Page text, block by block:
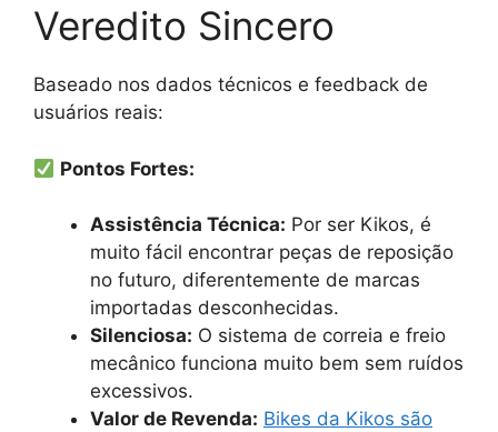
Veredito Sincero
Baseado nos dados técnicos e feedback de
usuários reais:
Pontos Fortes:
Assistência Técnica: Por ser Kikos, é
muito fácil encontrar peças de reposição
no futuro, diferentemente de marcas
importadas desconhecidas.
Silenciosa: O sistema de correia e freio
mecânico funciona muito bem sem ruídos
excessivos.
Valor de Revenda: Bikes da Kikos são